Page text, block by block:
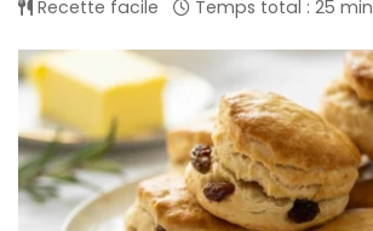
Recette facile Temps total : 25 min